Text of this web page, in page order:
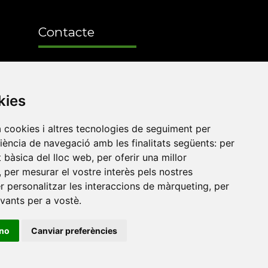
i altres tecnologies de seguiment per
de navegació amb les finalitats següents: per
del lloc web, per oferir una millor
, per mesurar el vostre interès pels nostres
personalitzar les interaccions de màrqueting, per
per a vostè.
Canviar preferències
a
Contacte
Av. de Vicent Sos Baynat, s/n
12071 Castelló de la Plana
e-buc@vives.org
+34 964 72 89 93
de